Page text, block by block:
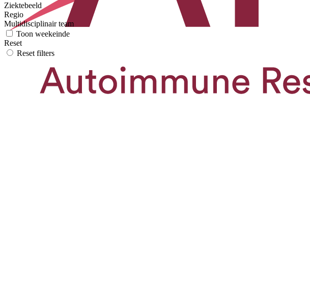
Ziektebeeld
Regio
Multidisciplinair team
Toon weekeinde
Reset
Reset filters